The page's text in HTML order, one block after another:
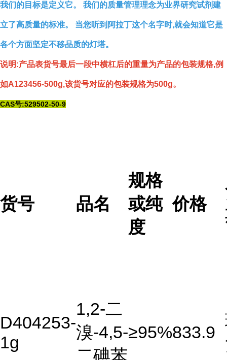
我们的目标是定义它。 我们的质量管理理念为业界研究试剂建
立了高质量的标准。 当您听到阿拉丁这个名字时,就会知道它是
各个方面坚定不移品质的灯塔。
说明:产品表货号最后一段中横杠后的重量为产品的包装规格,例
如A123456-500g,该货号对应的包装规格为500g。
CAS号:529502-50-9
货号 品名
规格
或纯
度
价格
D404253-
1g
1,2-二
溴-4,5-
二碘苯
≥95%833.9